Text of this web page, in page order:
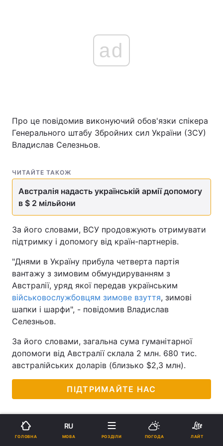
ad
Про це повідомив виконуючий обов'язки спікера
Генерального штабу Збройних сил України (ЗСУ)
Владислав Селезньов.
ЧИТАЙТЕ ТАКОЖ
Австралія надасть українській армії допомогу
в $ 2 мільйони
За його словами, ВСУ продовжують отримувати
підтримку і допомогу від країн-партнерів.
"Днями в Україну прибула четверта партія
вантажу з зимовим обмундируванням з
Австралії, уряд якої передав українським
військовослужбовцям зимове взуття, зимові
шапки і шарфи", - повідомив Владислав
Селезньов.
За його словами, загальна сума гуманітарної
допомоги від Австралії склала 2 млн. 680 тис.
австралійських доларів (близько $2,3 млн).
ПІДТРИМАЙТЕ НАС
ГОЛОВНА
RU
МОВА РОЗДІЛИ ПОГОДА ЛАЙТ